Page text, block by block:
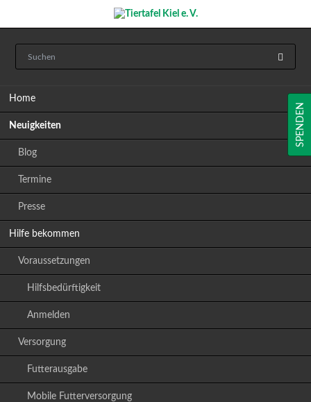
Home
Neuigkeiten
Blog
Termine
Presse
Hilfe bekommen
Voraussetzungen
Hilfsbedürftigkeit
Anmelden
Versorgung
Futterausgabe
Mobile Futterversorgung
SPENDEN